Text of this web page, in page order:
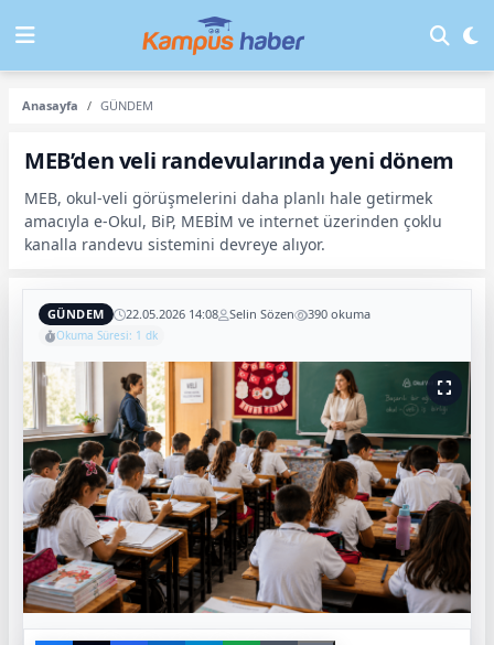
Anasayfa GÜNDEM
MEB’den veli randevularında yeni dönem
MEB, okul-veli görüşmelerini daha planlı hale getirmek
amacıyla e-Okul, BiP, MEBİM ve internet üzerinden çoklu
kanalla randevu sistemini devreye alıyor.
GÜNDEM 22.05.2026 14:08 Selin Sözen 390 okuma
Okuma Süresi: 1 dk